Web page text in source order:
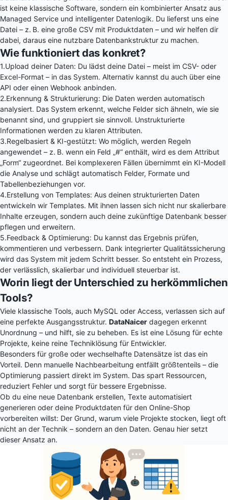
ist keine klassische Software, sondern ein kombinierter Ansatz aus
Managed Service und intelligenter Datenlogik. Du lieferst uns eine
Datei – z. B. eine große CSV mit Produktdaten – und wir helfen dir
dabei, daraus eine nutzbare Datenbankstruktur zu machen.
Wie funktioniert das konkret?
1.Upload deiner Daten: Du lädst deine Datei – meist im CSV- oder
Excel-Format – in das System. Alternativ kannst du auch über eine
API oder einen Webhook anbinden.
2.Erkennung & Strukturierung: Die Daten werden automatisch
analysiert. Das System erkennt, welche Felder sich ähneln, wie sie
benannt sind, und gruppiert sie sinnvoll. Unstrukturierte
Informationen werden zu klaren Attributen.
3.Regelbasiert & KI-gestützt: Wo möglich, werden Regeln
angewendet – z. B. wenn ein Feld „#“ enthält, wird es dem Attribut
„Form“ zugeordnet. Bei komplexeren Fällen übernimmt ein KI-Modell
die Analyse und schlägt automatisch Felder, Formate und
Tabellenbeziehungen vor.
4.Erstellung von Templates: Aus deinen strukturierten Daten
entwickeln wir Templates. Mit ihnen lassen sich nicht nur skalierbare
Inhalte erzeugen, sondern auch deine zukünftige Datenbank besser
pflegen und erweitern.
5.Feedback & Optimierung: Du kannst das Ergebnis prüfen,
kommentieren und verbessern. Dank integrierter Qualitätssicherung
wird das System mit jedem Schritt besser. So entsteht ein Prozess,
der verlässlich, skalierbar und individuell steuerbar ist.
Worin liegt der Unterschied zu herkömmlichen
Tools?
Viele klassische Tools, auch MySQL oder Access, verlassen sich auf
eine perfekte Ausgangsstruktur. DataNaicer dagegen erkennt
Unordnung – und hilft, sie zu beheben. Es ist eine Lösung für echte
Projekte, keine reine Techniklösung für Entwickler.
Besonders für große oder wechselhafte Datensätze ist das ein
Vorteil. Denn manuelle Nachbearbeitung entfällt größtenteils – die
Optimierung passiert direkt im System. Das spart Ressourcen,
reduziert Fehler und sorgt für bessere Ergebnisse.
Ob du eine neue Datenbank erstellen, Texte automatisiert
generieren oder deine Produktdaten für den Online-Shop
vorbereiten willst: Der Grund, warum viele Projekte stocken, liegt oft
nicht an der Technik – sondern an den Daten. Genau hier setzt
dieser Ansatz an.